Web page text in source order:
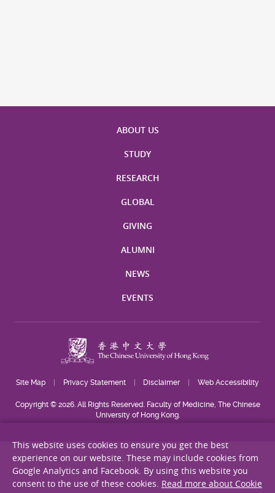
ABOUT US
STUDY
RESEARCH
GLOBAL
GIVING
ALUMNI
NEWS
EVENTS
Site Map Privacy Statement Disclaimer Web Accessibility
Copyright © 2026. All Rights Reserved. Faculty of Medicine, The Chinese
University of Hong Kong.
This website uses cookies to ensure you get the best
experience on our website. These may include cookies from
Google Analytics and Facebook. By using this website you
consent to the use of these cookies. Read more about Cookie